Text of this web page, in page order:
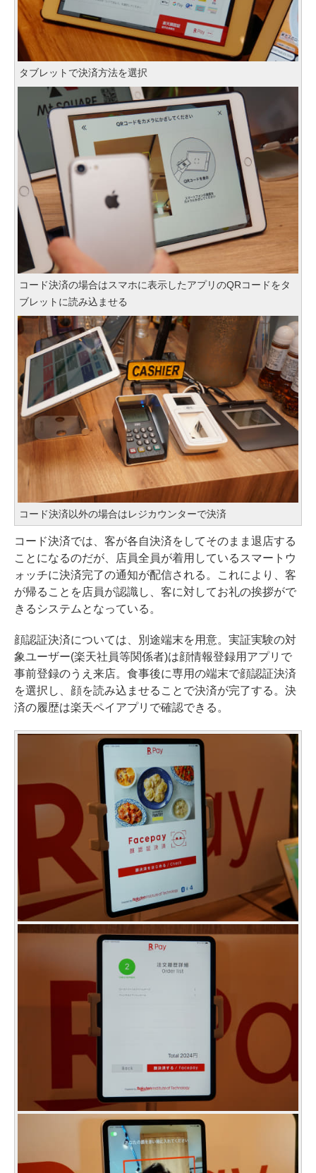
タブレットで決済方法を選択
コード決済の場合はスマホに表示したアプリのQRコードをタ
ブレットに読み込ませる
コード決済以外の場合はレジカウンターで決済
コード決済では、客が各自決済をしてそのまま退店する
ことになるのだが、店員全員が着用しているスマートウ
ォッチに決済完了の通知が配信される。これにより、客
が帰ることを店員が認識し、客に対してお礼の挨拶がで
きるシステムとなっている。
顔認証決済については、別途端末を用意。実証実験の対
象ユーザー(楽天社員等関係者)は顔情報登録用アプリで
事前登録のうえ来店。食事後に専用の端末で顔認証決済
を選択し、顔を読み込ませることで決済が完了する。決
済の履歴は楽天ペイアプリで確認できる。